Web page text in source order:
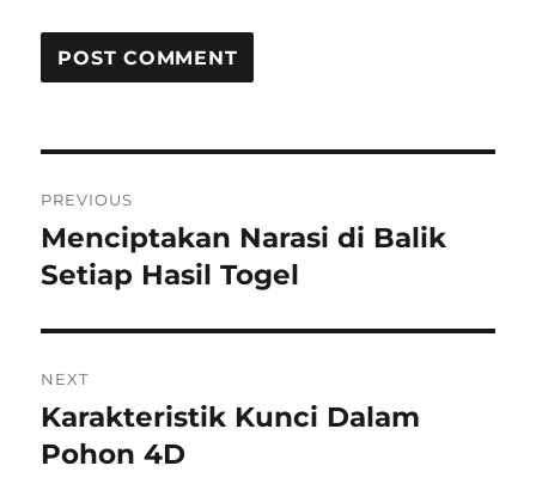
navigation
PREVIOUS
Previous
post:
Menciptakan Narasi di Balik
Setiap Hasil Togel
NEXT
Next
post:
Karakteristik Kunci Dalam
Pohon 4D